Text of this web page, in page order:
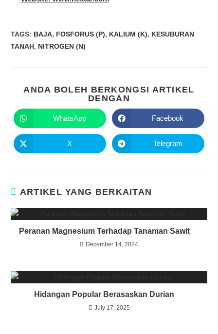
TAGS: BAJA, FOSFORUS (P), KALIUM (K), KESUBURAN
TANAH, NITROGEN (N)
ANDA BOLEH BERKONGSI ARTIKEL
DENGAN
WhatsApp Facebook
X Telegram
ARTIKEL YANG BERKAITAN
Peranan Magnesium Terhadap Tanaman Sawit
December 14, 2024
Hidangan Popular Berasaskan Durian
July 17, 2025